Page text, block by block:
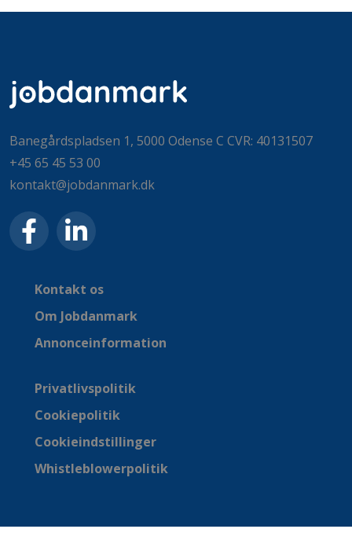
Banegårdspladsen 1, 5000 Odense C CVR: 40131507
+45 65 45 53 00
kontakt@jobdanmark.dk
Kontakt os
Om Jobdanmark
Annonceinformation
Privatlivspolitik
Cookiepolitik
Cookieindstillinger
Whistleblowerpolitik